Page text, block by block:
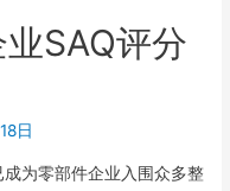
SAQ评分
日
为零部件企业入围众多整